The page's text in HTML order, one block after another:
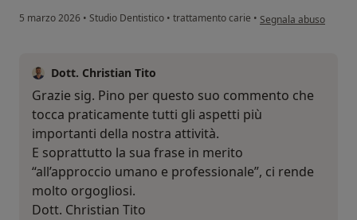
5 marzo 2026 • Studio Dentistico • trattamento carie • secondo l'opinione
Segnala abuso
Dott. Christian Tito
Grazie sig. Pino per questo suo commento che
tocca praticamente tutti gli aspetti più
importanti della nostra attività.
E soprattutto la sua frase in merito
“all’approccio umano e professionale”, ci rende
molto orgogliosi.
Dott. Christian Tito